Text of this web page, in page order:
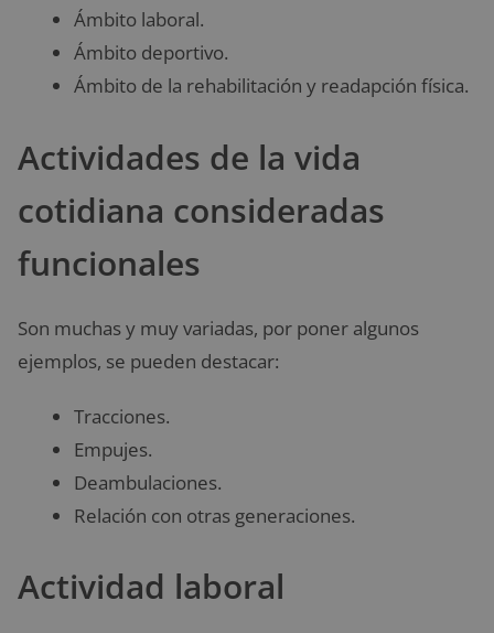
Ámbito laboral.
Ámbito deportivo.
Ámbito de la rehabilitación y readapción física.
Actividades de la vida
cotidiana consideradas
funcionales
Son muchas y muy variadas, por poner algunos
ejemplos, se pueden destacar:
Tracciones.
Empujes.
Deambulaciones.
Relación con otras generaciones.
Actividad laboral